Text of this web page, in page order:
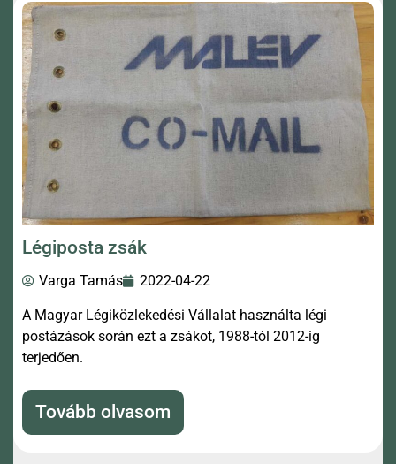
Légiposta zsák
Varga Tamás 2022-04-22
A Magyar Légiközlekedési Vállalat használta légi
postázások során ezt a zsákot, 1988-tól 2012-ig
terjedően.
Tovább olvasom